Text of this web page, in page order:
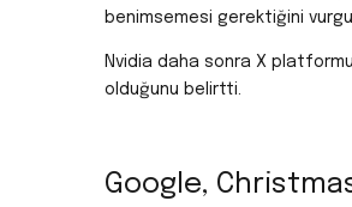
benimsemesi gerektiğini
Nvidia daha sonra X
olduğunu belirtti.
Google,